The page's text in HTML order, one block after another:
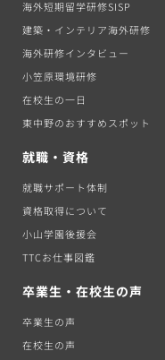
海外短期留学研修SISP
建築・インテリア海外研修
海外研修インタビュー
小笠原環境研修
在校生の一日
東中野のおすすめスポット
就職・資格
就職サポート体制
資格取得について
小山学園後援会
TTCお仕事図鑑
卒業生・在校生の声
卒業生の声
在校生の声